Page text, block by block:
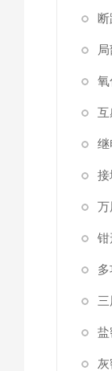
氧
互
继
接
万
钳
盐